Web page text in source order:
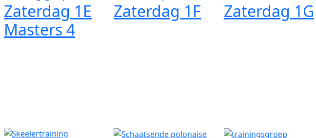
Zaterdag 1E
Masters 4
Zaterdag 1F Zaterdag 1G